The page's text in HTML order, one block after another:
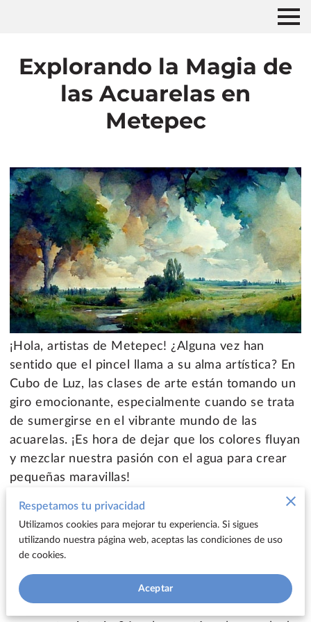
Explorando la Magia de
las Acuarelas en
Metepec
¡Hola, artistas de Metepec! ¿Alguna vez han
sentido que el pincel llama a su alma artística? En
Cubo de Luz, las clases de arte están tomando un
giro emocionante, especialmente cuando se trata
de sumergirse en el vibrante mundo de las
acuarelas. ¡Es hora de dejar que los colores fluyan
y mezclar nuestra pasión con el agua para crear
pequeñas maravillas!
El Arte de Mezclar Colores
La acuarela, ese medio caprichoso y a veces
impredecible, tiene el poder de transformar una
Pero, ¿cómo domamos este espíritu libre para
expresar exactamente lo que está burbujeando
Respetamos tu privacidad
Utilizamos cookies para mejorar tu experiencia. Si sigues
utilizando nuestra página web, aceptas las condiciones de uso
de cookies.
Aceptar